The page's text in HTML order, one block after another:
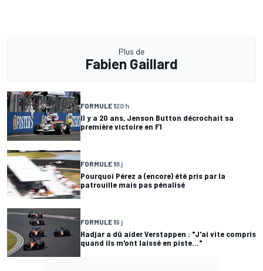
Plus de
Fabien Gaillard
FORMULE 120 h
Il y a 20 ans, Jenson Button décrochait sa
première victoire en F1
FORMULE 18 j
Pourquoi Pérez a (encore) été pris par la
patrouille mais pas pénalisé
FORMULE 19 j
Hadjar a dû aider Verstappen : "J'ai vite compris
quand ils m'ont laissé en piste..."